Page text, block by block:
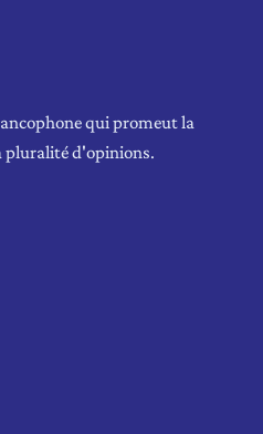
qui promeut la
pluralité d'opinions.